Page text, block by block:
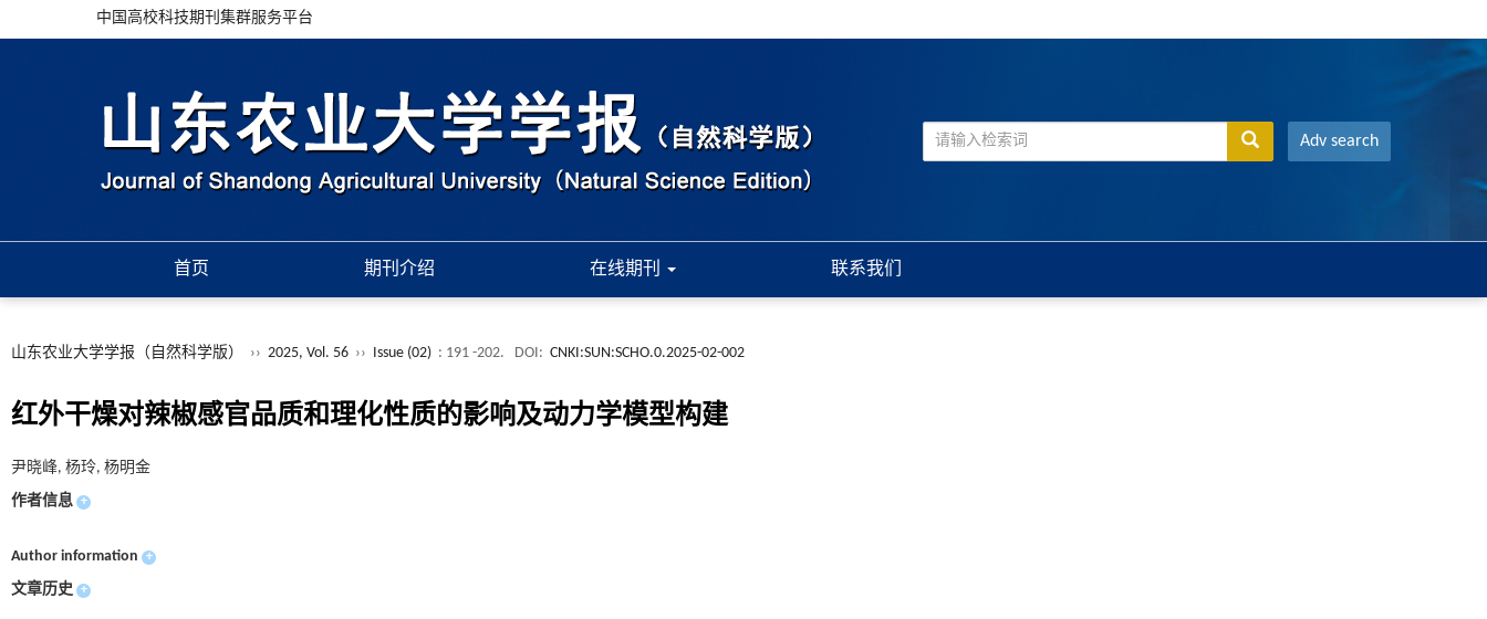
中国高校科技期刊集群服务平台
Adv search
首页 期刊介绍 在线期刊 联系我们
山东农业大学学报（自然科学版） ›› 2025, Vol. 56 ›› Issue (02) : 191 -202. DOI: CNKI:SUN:SCHO.0.2025-02-002
红外干燥对辣椒感官品质和理化性质的影响及动力学模型构建
尹晓峰, 杨玲, 杨明金
作者信息 +
Author information +
文章历史 +